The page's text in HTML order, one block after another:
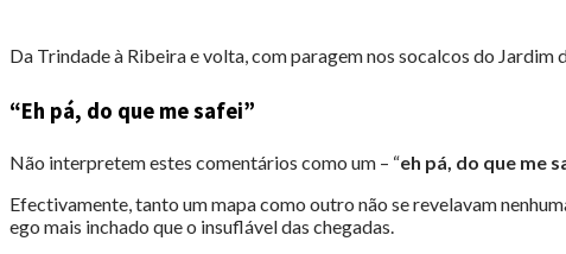
Da Trindade à Ribeira e volta, com paragem nos socalcos do
“Eh pá, do que me safei”
Não interpretem estes comentários como um – “eh pá, do que me
Efectivamente, tanto um mapa como outro não se revelavam
ego mais inchado que o insuflável das chegadas.